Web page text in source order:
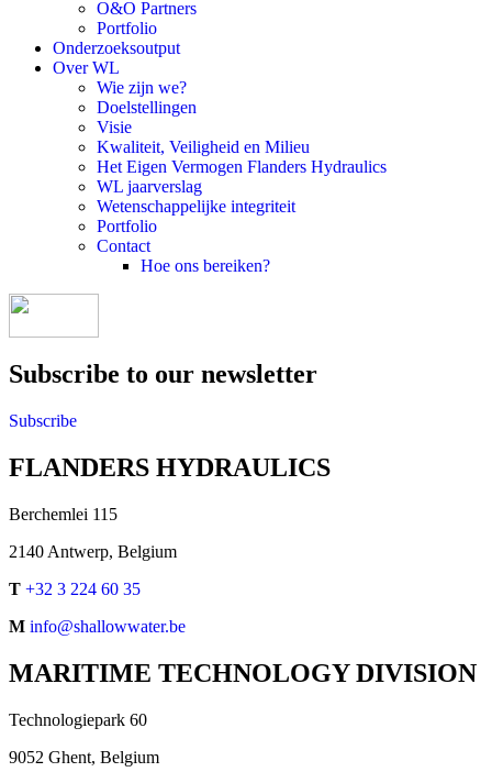
O&O Partners
Portfolio
Onderzoeksoutput
Over WL
Wie zijn we?
Doelstellingen
Visie
Kwaliteit, Veiligheid en Milieu
Het Eigen Vermogen Flanders Hydraulics
WL jaarverslag
Wetenschappelijke integriteit
Portfolio
Contact
Hoe ons bereiken?
Subscribe to our newsletter
Subscribe
FLANDERS HYDRAULICS
Berchemlei 115
2140 Antwerp, Belgium
T +32 3 224 60 35
M info@shallowwater.be
MARITIME TECHNOLOGY DIVISION
Technologiepark 60
9052 Ghent, Belgium